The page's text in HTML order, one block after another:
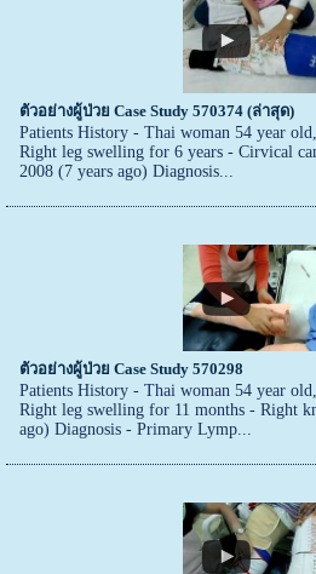
ตัวอย่างผู้ป่วย Case Study 570374 (ล่าสุด)
Patients History - Thai woman 54 year
Right leg swelling for 6 years - Cirvical
2008 (7 years ago) Diagnosis...
ตัวอย่างผู้ป่วย Case Study 570298
Patients History - Thai woman 54 year
Right leg swelling for 11 months - Right
ago) Diagnosis - Primary Lymp...